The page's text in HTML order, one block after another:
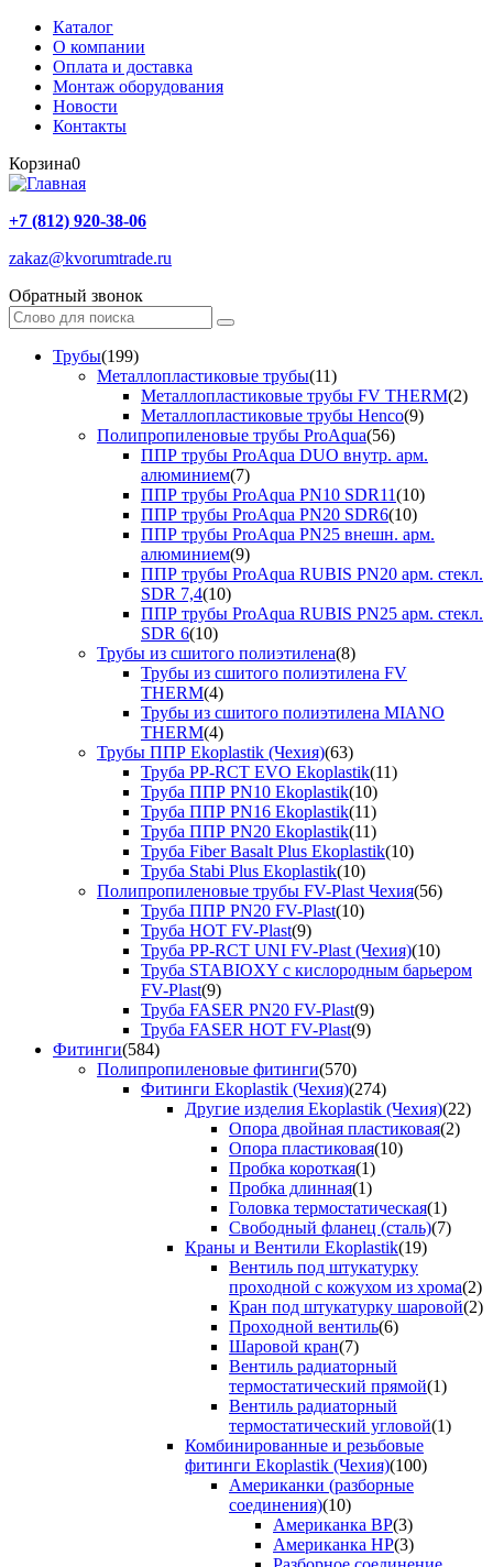
Каталог
О компании
Оплата и доставка
Монтаж оборудования
Новости
Контакты
Корзина0
+7 (812) 920-38-06
zakaz@kvorumtrade.ru
Обратный звонок
Трубы(199)
Металлопластиковые трубы(11)
Металлопластиковые трубы FV THERM(2)
Металлопластиковые трубы Henco(9)
Полипропиленовые трубы ProAqua(56)
ППР трубы ProAqua DUO внутр. арм.
алюминием(7)
ППР трубы ProAqua PN10 SDR11(10)
ППР трубы ProAqua PN20 SDR6(10)
ППР трубы ProAqua PN25 внешн. арм.
алюминием(9)
ППР трубы ProAqua RUBIS PN20 арм. стекл.
SDR 7,4(10)
ППР трубы ProAqua RUBIS PN25 арм. стекл.
SDR 6(10)
Трубы из сшитого полиэтилена(8)
Трубы из сшитого полиэтилена FV
THERM(4)
Трубы из сшитого полиэтилена MIANO
THERM(4)
Трубы ППР Ekoplastik (Чехия)(63)
Труба PP-RCT EVO Ekoplastik(11)
Труба ППР PN10 Ekoplastik(10)
Труба ППР PN16 Ekoplastik(11)
Труба ППР PN20 Ekoplastik(11)
Труба Fiber Basalt Plus Ekoplastik(10)
Труба Stabi Plus Ekoplastik(10)
Полипропиленовые трубы FV-Plast Чехия(56)
Труба ППР PN20 FV-Plast(10)
Труба HOT FV-Plast(9)
Труба PP-RCT UNI FV-Plast (Чехия)(10)
Труба STABIOXY с кислородным барьером
FV-Plast(9)
Труба FASER PN20 FV-Plast(9)
Труба FASER HOT FV-Plast(9)
Фитинги(584)
Полипропиленовые фитинги(570)
Фитинги Ekoplastik (Чехия)(274)
Другие изделия Ekoplastik (Чехия)(22)
Опора двойная пластиковая(2)
Опора пластиковая(10)
Пробка короткая(1)
Пробка длинная(1)
Головка термостатическая(1)
Свободный фланец (сталь)(7)
Краны и Вентили Ekoplastik(19)
Вентиль под штукатурку
проходной с кожухом из хрома(2)
Кран под штукатурку шаровой(2)
Проходной вентиль(6)
Шаровой кран(7)
Вентиль радиаторный
термостатический прямой(1)
Вентиль радиаторный
термостатический угловой(1)
Комбинированные и резьбовые
фитинги Ekoplastik (Чехия)(100)
Американки (разборные
соединения)(10)
Американка ВР(3)
Американка НР(3)